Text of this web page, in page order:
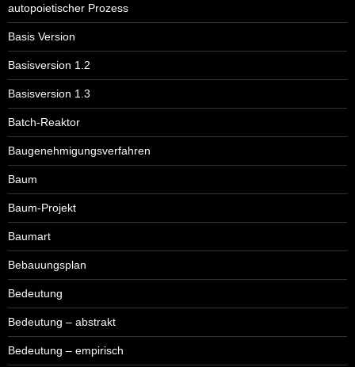
autopoietischer Prozess
Basis Version
Basisversion 1.2
Basisversion 1.3
Batch-Reaktor
Baugenehmigungsverfahren
Baum
Baum-Projekt
Baumart
Bebauungsplan
Bedeutung
Bedeutung – abstrakt
Bedeutung – empirisch